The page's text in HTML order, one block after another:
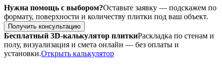
Нужна помощь с выбором?Оставьте заявку — подскажем по
формату, поверхности и количеству плитки под ваш объект.
Получить консультацию
Бесплатный 3D-калькулятор плиткиРаскладка по стенам и
полу, визуализация и смета онлайн — без оплаты и
установки.Открыть калькулятор